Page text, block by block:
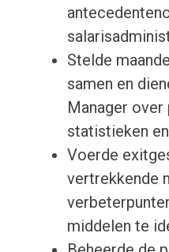
Stelde
samen en
Manager
statistieken
Voerde
vertrekkende
middelen te